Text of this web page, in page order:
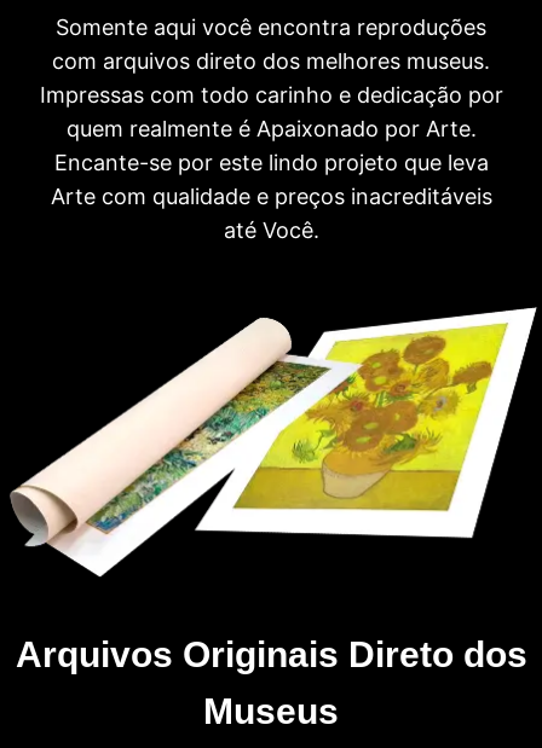
Somente aqui você encontra reproduções
com arquivos direto dos melhores museus.
Impressas com todo carinho e dedicação por
quem realmente é Apaixonado por Arte.
Encante-se por este lindo projeto que leva
Arte com qualidade e preços inacreditáveis
até Você.
Arquivos Originais Direto dos
Museus